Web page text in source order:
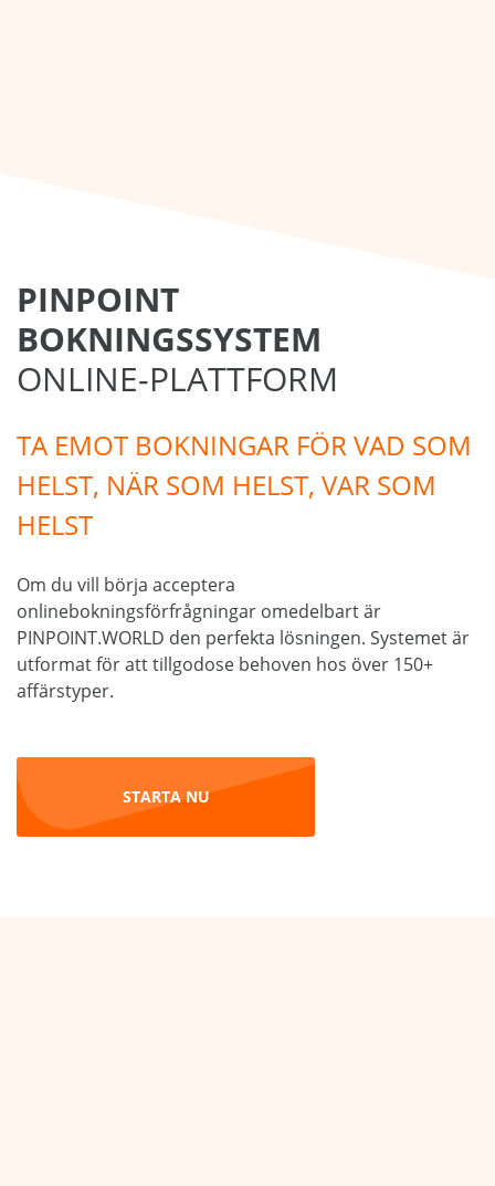
PINPOINT
BOKNINGSSYSTEM
ONLINE-PLATTFORM
TA EMOT BOKNINGAR FÖR VAD SOM
HELST, NÄR SOM HELST, VAR SOM
HELST
Om du vill börja acceptera
onlinebokningsförfrågningar omedelbart är
PINPOINT.WORLD den perfekta lösningen. Systemet är
utformat för att tillgodose behoven hos över 150+
affärstyper.
STARTA NU